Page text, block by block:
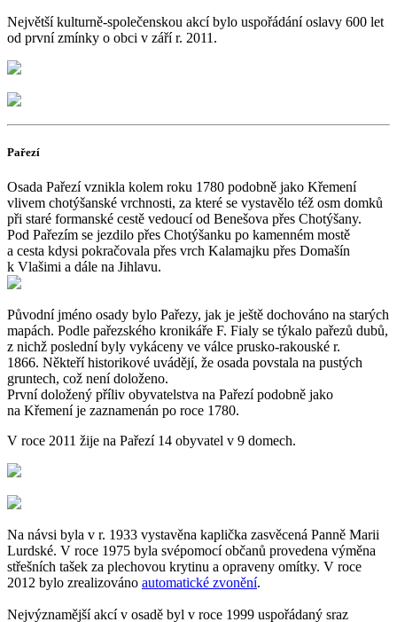
Největší kulturně-společenskou akcí bylo uspořádání oslavy 600 let
od první zmínky o obci v září r. 2011.
Pařezí
Osada Pařezí vznikla kolem roku 1780 podobně jako Křemení
vlivem chotýšanské vrchnosti, za které se vystavělo též osm domků
při staré formanské cestě vedoucí od Benešova přes Chotýšany.
Pod Pařezím se jezdilo přes Chotýšanku po kamenném mostě
a cesta kdysi pokračovala přes vrch Kalamajku přes Domašín
k Vlašimi a dále na Jihlavu.
Původní jméno osady bylo Pařezy, jak je ještě dochováno na starých
mapách. Podle pařezského kronikáře F. Fialy se týkalo pařezů dubů,
z nichž poslední byly vykáceny ve válce prusko-rakouské r.
1866. Někteří historikové uvádějí, že osada povstala na pustých
gruntech, což není doloženo.
První doložený příliv obyvatelstva na Pařezí podobně jako
na Křemení je zaznamenán po roce 1780.
V roce 2011 žije na Pařezí 14 obyvatel v 9 domech.
Na návsi byla v r. 1933 vystavěna kaplička zasvěcená Panně Marii
Lurdské. V roce 1975 byla svépomocí občanů provedena výměna
střešních tašek za plechovou krytinu a opraveny omítky. V roce
2012 bylo zrealizováno automatické zvonění.
Nejvýznamější akcí v osadě byl v roce 1999 uspořádaný sraz